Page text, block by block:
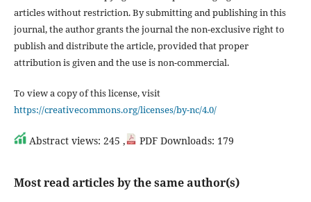
articles without restriction. By submitting and publishing in this
journal, the author grants the journal the non-exclusive right to
publish and distribute the article, provided that proper
attribution is given and the use is non-commercial.
To view a copy of this license, visit
https://creativecommons.org/licenses/by-nc/4.0/
Abstract views: 245 , PDF Downloads: 179
Most read articles by the same author(s)